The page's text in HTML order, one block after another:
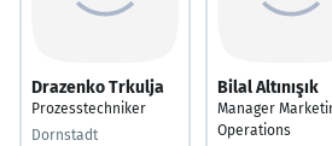
Drazenko Trkulja
Prozesstechniker
Dornstadt
Bilal Altınışık
Manager
Operations